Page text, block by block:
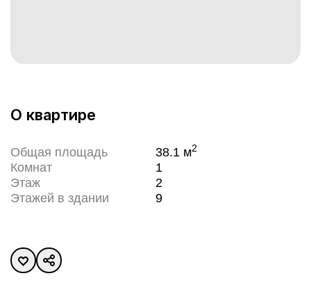
О квартире
Общая площадь 38.1 м2
Комнат
1
Этаж
2
Этажей в здании
9